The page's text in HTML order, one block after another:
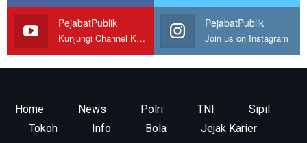
PejabatPublik
Kunjungi Channel Kami
PejabatPublik
Join us on Instagram
Home News Polri TNI
Sipil
Tokoh
Info Bola Jejak Karier